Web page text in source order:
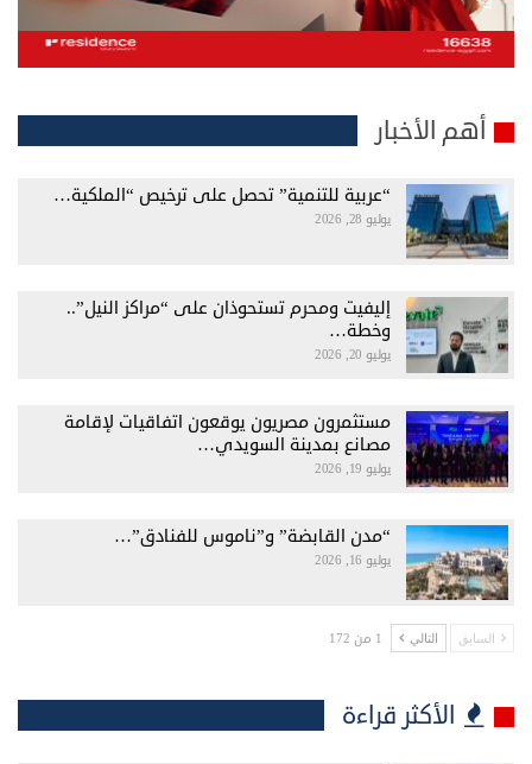
أهم الأخبار
“عربية للتنمية” تحصل على ترخيص “الملكية…
يوليو 28, 2026
إليفيت ومحرم تستحوذان على “مراكز النيل”..
وخطة…
يوليو 20, 2026
مستثمرون مصريون يوقعون اتفاقيات لإقامة
مصانع بمدينة السويدي…
يوليو 19, 2026
“مدن القابضة” و”ناموس للفنادق”…
يوليو 16, 2026
السابق التالي 1 من 172
الأكثر قراءة